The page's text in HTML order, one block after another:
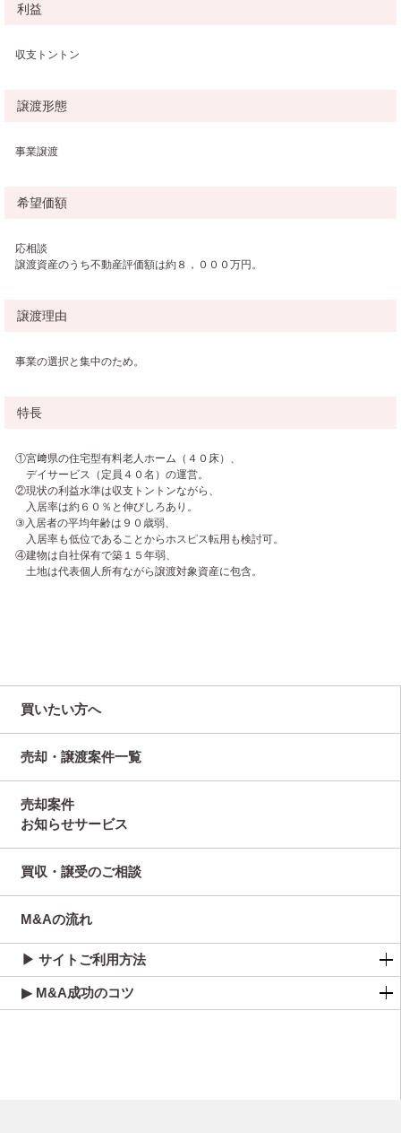
利益
収支トントン
譲渡形態
事業譲渡
希望価額
応相談
譲渡資産のうち不動産評価額は約８，０００万円。
譲渡理由
事業の選択と集中のため。
特長
①宮﨑県の住宅型有料老人ホーム（４０床）、
デイサービス（定員４０名）の運営。
②現状の利益水準は収支トントンながら、
入居率は約６０％と伸びしろあり。
③入居者の平均年齢は９０歳弱、
入居率も低位であることからホスピス転用も検討可。
④建物は自社保有で築１５年弱、
土地は代表個人所有ながら譲渡対象資産に包含。
買いたい方へ
売却・譲渡案件一覧
売却案件
お知らせサービス
買収・譲受のご相談
M&Aの流れ
▶ サイトご利用方法
▶ M&A成功のコツ